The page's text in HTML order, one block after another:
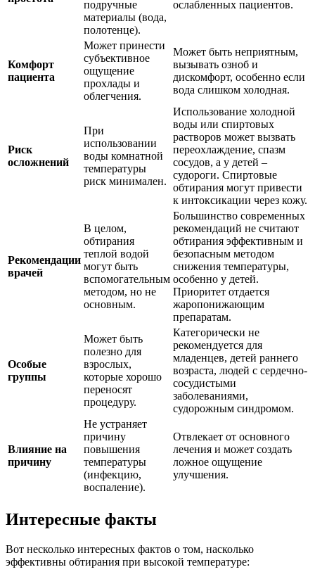
подручные
материалы (вода,
полотенце).
ослабленных пациентов.
Комфорт
пациента
Может принести
субъективное
ощущение
прохлады и
облегчения.
Может быть неприятным,
вызывать озноб и
дискомфорт, особенно если
вода слишком холодная.
Риск
осложнений
При
использовании
воды комнатной
температуры
риск минимален.
Использование холодной
воды или спиртовых
растворов может вызвать
переохлаждение, спазм
сосудов, а у детей –
судороги. Спиртовые
обтирания могут привести
к интоксикации через кожу.
Рекомендации
врачей
В целом,
обтирания
теплой водой
могут быть
вспомогательным
методом, но не
основным.
Большинство современных
рекомендаций не считают
обтирания эффективным и
безопасным методом
снижения температуры,
особенно у детей.
Приоритет отдается
жаропонижающим
препаратам.
Особые
группы
Может быть
полезно для
взрослых,
которые хорошо
переносят
процедуру.
Категорически не
рекомендуется для
младенцев, детей раннего
возраста, людей с сердечно-
сосудистыми
заболеваниями,
судорожным синдромом.
Влияние на
причину
Не устраняет
причину
повышения
температуры
(инфекцию,
воспаление).
Отвлекает от основного
лечения и может создать
ложное ощущение
улучшения.
Интересные факты
Вот несколько интересных фактов о том, насколько
эффективны обтирания при высокой температуре: